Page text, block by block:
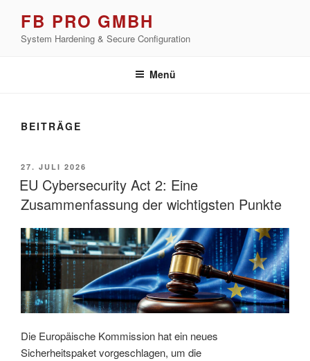
springen
FB PRO GMBH
System Hardening & Secure Configuration
Menü
BEITRÄGE
VERÖFFENTLICHT
AM
27. JULI 2026
EU Cybersecurity Act 2: Eine
Zusammenfassung der wichtigsten Punkte
Die Europäische Kommission hat ein neues
Sicherheitspaket vorgeschlagen, um die